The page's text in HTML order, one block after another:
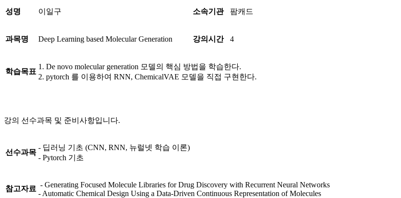
성명 이일구 소속기관 팜캐드
과목명 Deep Learning based Molecular Generation 강의시간 4
학습목표
1. De novo molecular generation 모델의 핵심 방법을 학습한다.
2. pytorch 를 이용하여 RNN, ChemicalVAE 모델을 직접 구현한다.
강의 선수과목 및 준비사항입니다.
선수과목
- 딥러닝 기초 (CNN, RNN, 뉴럴넷 학습 이론)
- Pytorch 기초
참고자료 - Generating Focused Molecule Libraries for Drug Discovery with Recurrent Neural Networks
- Automatic Chemical Design Using a Data-Driven Continuous Representation of Molecules